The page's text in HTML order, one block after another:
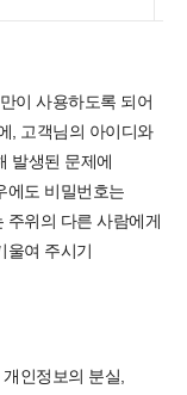
이 사용하도록 되어
, 고객님의 아이디와
발생된 문제에
에도 비밀번호는
주위의 다른 사람에게
울여 주시기
인정보의 분실,